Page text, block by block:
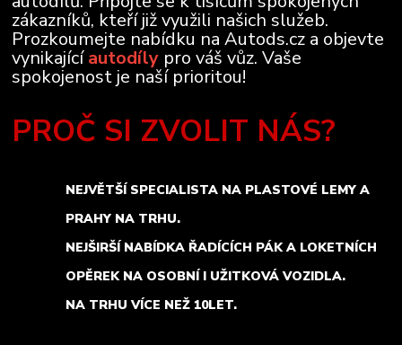
zákazníků, kteří již využili našich služeb.
Prozkoumejte nabídku na Autods.cz a objevte
vynikajícíautodíly pro váš vůz. Vaše
spokojenost je naší prioritou!
PROČ SI ZVOLIT NÁS?
NEJVĚTŠÍ SPECIALISTA NA PLASTOVÉ LEMY A
PRAHY NA TRHU.
NEJŠIRŠÍ NABÍDKA ŘADÍCÍCH PÁK A LOKETNÍCH
OPĚREK NA OSOBNÍ I UŽITKOVÁ VOZIDLA.
NA TRHU VÍCE NEŽ 10LET.